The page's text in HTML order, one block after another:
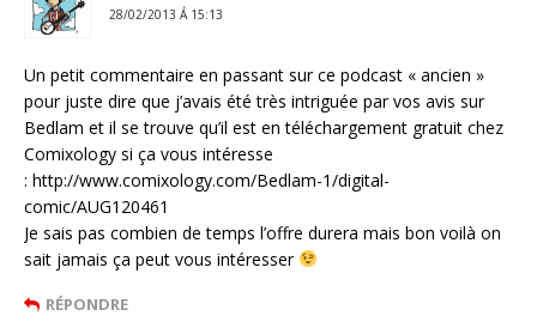
28/02/2013 Á 15:13
Un petit commentaire en passant sur ce podcast « ancien »
pour juste dire que j’avais été très intriguée par vos avis sur
Bedlam et il se trouve qu’il est en téléchargement gratuit chez
Comixology si ça vous intéresse
: http://www.comixology.com/Bedlam-1/digital-
comic/AUG120461
Je sais pas combien de temps l’offre durera mais bon voilà on
sait jamais ça peut vous intéresser
RÉPONDRE